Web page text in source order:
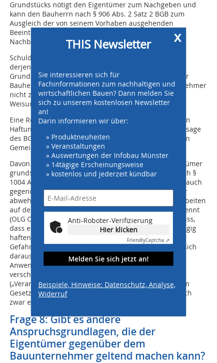
Grundstücks nötigt den Eigentümer zum Nachgeben und
kann den Bauherrn nach § 906 Abs. 2 Satz 2 BGB zum
Ausgleich der von seinem Vorhaben ausgehenden
Beeinträchtigungen gegenüber dem Eigentümer des
Nachbargrundstücks verpflichten.“
Schuldner des Ausgleichsanspruchs ist nämlich allein
derjenige, der die Nutzungsart des beeinträchtigten
Grundstücks bestimmt, dies aber ist ausschließlich der
Bauherr. Eine solche Befugnis kommt dem Bauunternehmer
nicht zu, wenn er für einen anderen nach dessen
Weisungen auf dem Grundstück tätig wird.
Eine Rechtsfortbildung der verschuldensunabhängigen
Haftung nach dem Veranlassungsprinzip sei nach Aussage
des BGH jedenfalls im Rahmen des nachbarrechtlichen
Gemeinschaftsverhältnisses unzulässig.
Davon unberührt bleibt der Umstand, dass der Eigentümer
grundsätzlich gebäudeschädigende Einwirkungen nach §
1004 Abs. 1 BGB durch einen Unterlassungsanspruch auch
gegenüber dem Bauunternehmer als Handlungsstörer
abwehren kann, wenn er die Gefährlichkeit solcher Arbeiten
auf dem benachbarten Baugrundstück rechtzeitig erkennt
(OLG Oldenburg OLGR 2001, 49). Ein zwingender Schluss,
dass ein Störer deshalb bereits verschuldensunabhängig
haften solle, weil der Grundstückseigentümer die
Gefahrenlage an sich hätte abwehren können, ergibt sich
daraus aber nicht, insbesondere weil eine solche
Anwendungspraxis im Ergebnis zu einer
verschuldensunabhängigen Deliktshaftung
(„Veranlasserhaftung“) führen würde, die damaligen im
Gesetzgebungsverfahren zum Bürgerlichen Gesetzbuch
zwar erwogen, aber letztlich doch nicht Gesetz wurde.
Frage 8: Gibt es andere
Anspruchsgrundlagen, die der
Eigentümer gegenüber dem
Bauunternehmer geltend machen kann?
x
THIS Newsletter
Sie interessieren sich für
Fachinformationen zum nachhaltigen und
wirtschaftlichen Bauen? Dann melden Sie
sich zu unserem kostenlosen Newsletter
an!
Darin informieren wir über:
» Produktneuheiten
» Veranstaltungen
» Auswertungen der Infobau Münster
» 14tägige Erscheinungsweise
» kostenlos und jederzeit kündbar
Anti-Roboter-Verifizierung
Hier klicken
FriendlyCaptcha ⇗
Melden Sie sich jetzt an!
Beispiele, Hinweise: Datenschutz, Analyse,
Widerruf